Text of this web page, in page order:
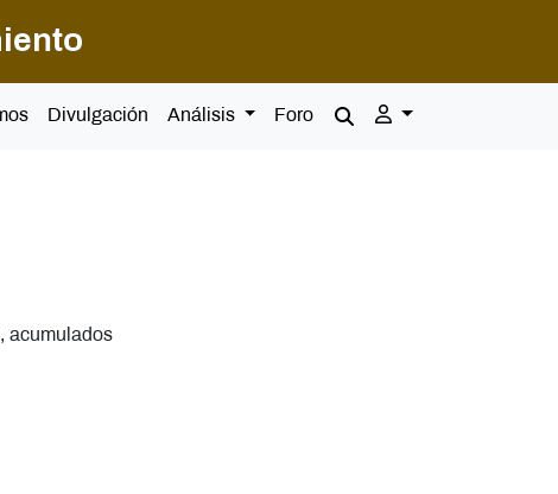
Divulgación Análisis Foro
acumulados